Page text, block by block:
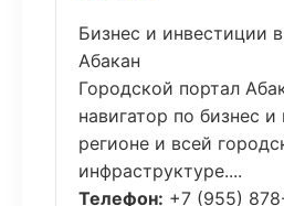
Бизнес и инвестиции
Абакан
Городской портал
навигатор по бизнес
регионе и всей
инфраструктуре....
Телефон: +7 (955)